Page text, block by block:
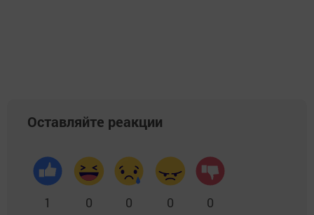
Оставляйте реакции
1 0 0 0 0